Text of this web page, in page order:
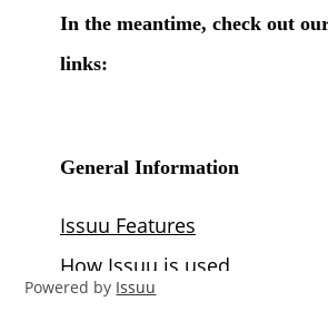
Powered by Issuu